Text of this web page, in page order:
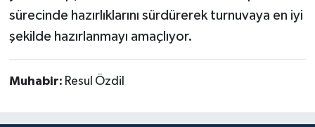
sürecinde hazırlıklarını sürdürerek turnuvaya en iyi
şekilde hazırlanmayı amaçlıyor.
Muhabir: Resul Özdil